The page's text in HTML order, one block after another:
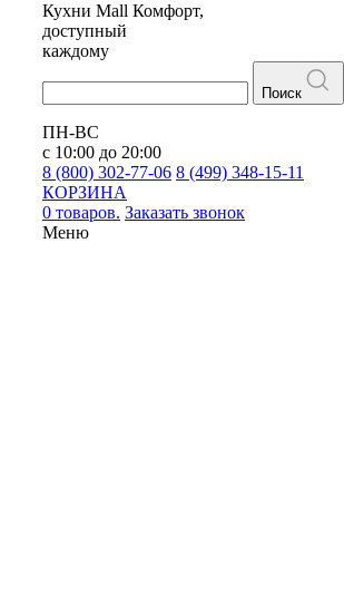
Кухни Mall Комфорт,
доступный
каждому
Поиск
ПН-ВС
с 10:00 до 20:00
8 (800) 302-77-06 8 (499) 348-15-11
КОРЗИНА
0 товаров. Заказать звонок
Меню